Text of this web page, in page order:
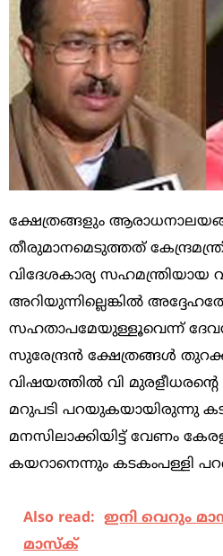
ക്ഷേത്രങ്ങളും
തീരുമാനമെടുത്തത്‌
വിദേശകാര്യ സഹമന്ത്രിയായ
അറിയുന്നില്ലെങ്കിൽ
സഹതാപമേയുള്ളൂവെന്ന്‌
സുരേന്ദ്രൻ ക്ഷേത്രങ്ങൾ
വിഷയത്തിൽ വി
മറുപടി പറയുകയായിരുന്നു
മനസിലാക്കിയിട്ട് വേണം
കയറാനെന്നും കടകംപള്ളി
Also read: ഇനി വെറും
മാസ്ക്